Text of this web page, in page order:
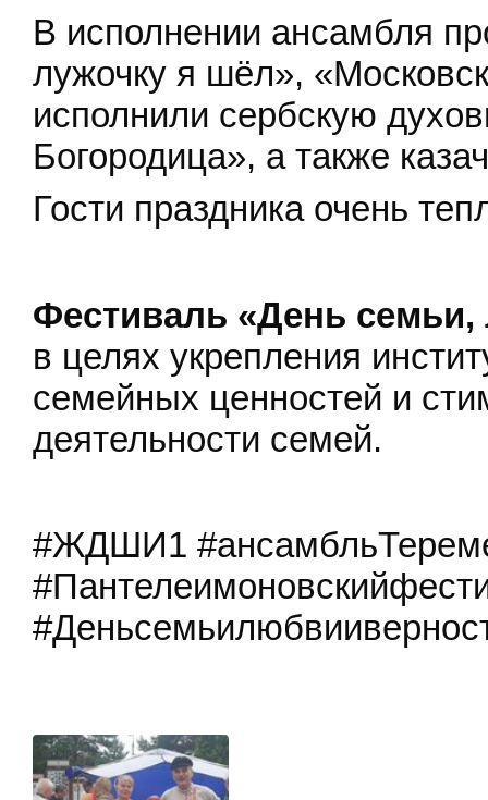
В исполнении ансамбля
лужочку я шёл»,
исполнили сербскую
Богородица», а также
Гости праздника очень
Фестиваль «День
в целях укрепления
семейных ценностей и
деятельности семей.
#ЖДШИ1